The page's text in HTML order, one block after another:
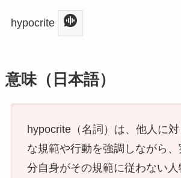
hypocrite
意味（日本語）
hypocrite（名詞）は、他人に
な規範や行動を強調しながら、
分自身がその規範に従わない人